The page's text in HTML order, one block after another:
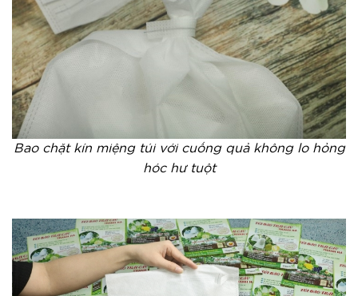
Bao chặt kín miệng túi với cuống quả không lo hỏng
hóc hư tuột